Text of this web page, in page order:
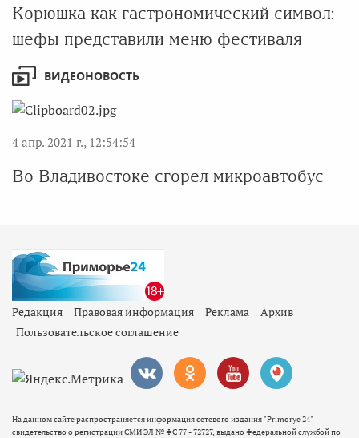
Корюшка как гастрономический символ:
шефы представили меню фестиваля
ВИДЕОНОВОСТЬ
4 апр. 2021 г., 12:54:54
Во Владивостоке сгорел микроавтобус
Редакция Правовая информация Реклама
Архив
Пользовательское соглашение
На данном сайте распространяется информация сетевого издания "Primorye 24" -
свидетельство о регистрации СМИ ЭЛ № ФС 77 - 72727, выдано Федеральной службой по